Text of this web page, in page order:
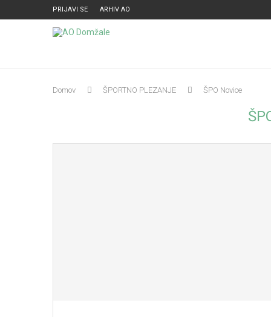
PRIJAVI SE ARHIV AO
Domov ŠPORTNO PLEZANJE ŠPO Novice